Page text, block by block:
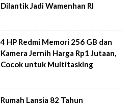
Dilantik Jadi Wamenhan RI
4 HP Redmi Memori 256 GB dan
Kamera Jernih Harga Rp1 Jutaan,
Cocok untuk Multitasking
Rumah Lansia 82 Tahun